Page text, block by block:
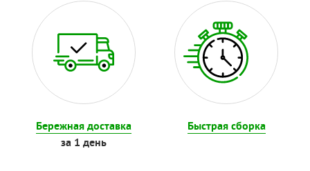
Бережная доставка
за 1 день
Быстрая сборка